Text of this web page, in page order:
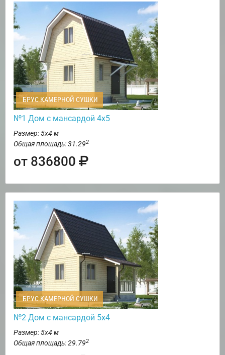
БРУС КАМЕРНОЙ СУШКИ
№1 Дом с мансардой 4х5
Размер: 5х4 м
Общая площадь: 31.292
от 836800
БРУС КАМЕРНОЙ СУШКИ
№2 Дом с мансардой 5х4
Размер: 5х4 м
Общая площадь: 29.792